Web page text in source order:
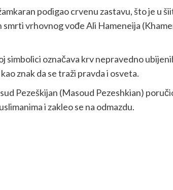
podigao crvenu zastavu, što je u
smrti vrhovnog vođe Ali Hameneija
simbolici označava krv nepravedno
znak da se traži pravda i osveta.
Pezeškijan (Masoud Pezeshkian)
i zakleo se na odmazdu.